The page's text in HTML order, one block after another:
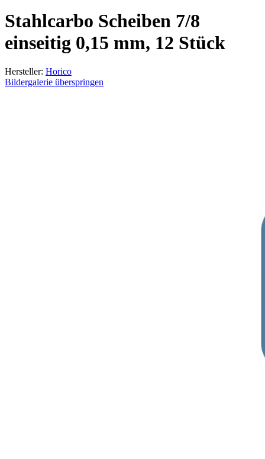
Stahlcarbo Scheiben 7/8
einseitig 0,15 mm, 12 Stück
Hersteller: Horico
Bildergalerie überspringen